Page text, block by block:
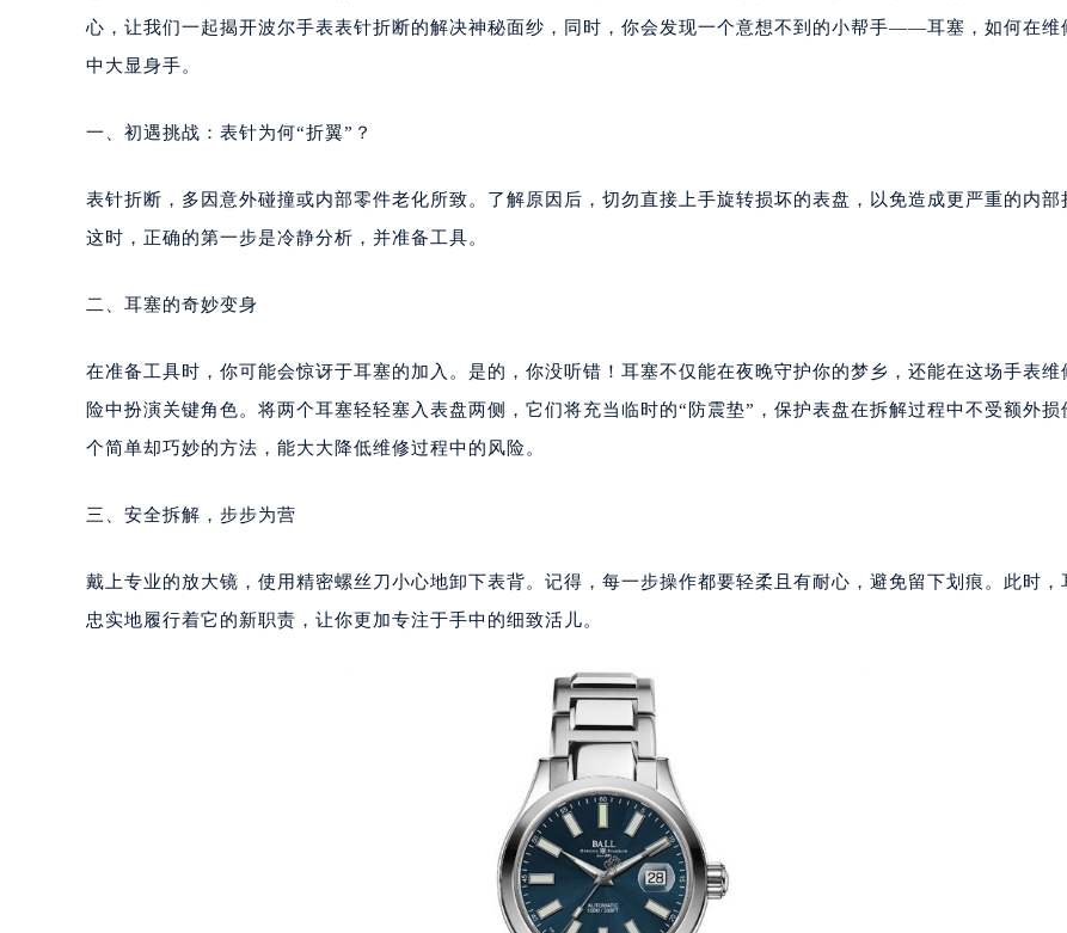
南昌市红谷滩新区红谷中大道998号绿地双子塔（中央广场）A1座办公楼14层07室（需提前预约）
广州市越秀区环市东路371-375号世界贸易中心大厦南塔写字楼15层07室（需提前预约）
惠州市惠城区江北文昌一路7号华贸大厦写字楼1座30层05室（需提前预约）
福州市鼓楼区五四路128-1号恒力城写字楼15层03室（需提前预约）
郑州市二七区铭功路10号华润大厦写字楼29层2905室（需提前预约）
太原市迎泽区解放路15号亨得利名表服务中心（品牌授权店）3层整层（需提前预约）
沈阳市沈河区中街路137号亨得利名表服务中心（品牌授权店）1层整层（需提前预约）
乌鲁木齐市天山区红山路26号时代广场（CCMALL）C座17层17-B（需提前预约）
哈尔滨市道里区友谊西路600号富力中心T2座写字楼29层03室（需提前预约）
大连市中山区人民路15号国际金融大厦7层G室（需提前预约）
东莞市东城街道鸿福东路1号民盈国贸中心T1写字楼9层907室（需提前预约）
无锡市梁溪区人民中路139号恒隆广场写字楼1座11层1104室（需提前预约）
南通市崇川区工农路57号圆融广场写字楼16层1603室（需提前预约）
苏州市苏州工业园区星港街199号苏州中心办公楼C座22层08室（需提前预约）
武汉市江汉区解放大道686号世界贸易大厦38层09室（需提前预约）
南宁市青秀区金湖路59号地王大厦12楼1224室（需提前预约）
合肥市蜀山区潜山路111号万象城华润大厦B座12楼03室（需提前预约）
泉州市丰泽区宝洲路729号浦西万达中心写字楼A座7楼709室（需提前预约）
心，让我们一起揭开波尔手表表针折断的解决神秘面纱，同时，你会发现一个意想不到的小帮手——耳塞，如何在维
中大显身手。
一、初遇挑战：表针为何“折翼”？
表针折断，多因意外碰撞或内部零件老化所致。了解原因后，切勿直接上手旋转损坏的表盘，以免造成更严重的内部
这时，正确的第一步是冷静分析，并准备工具。
二、耳塞的奇妙变身
在准备工具时，你可能会惊讶于耳塞的加入。是的，你没听错！耳塞不仅能在夜晚守护你的梦乡，还能在这场手表维
险中扮演关键角色。将两个耳塞轻轻塞入表盘两侧，它们将充当临时的“防震垫”，保护表盘在拆解过程中不受额外损
个简单却巧妙的方法，能大大降低维修过程中的风险。
三、安全拆解，步步为营
戴上专业的放大镜，使用精密螺丝刀小心地卸下表背。记得，每一步操作都要轻柔且有耐心，避免留下划痕。此时，
忠实地履行着它的新职责，让你更加专注于手中的细致活儿。